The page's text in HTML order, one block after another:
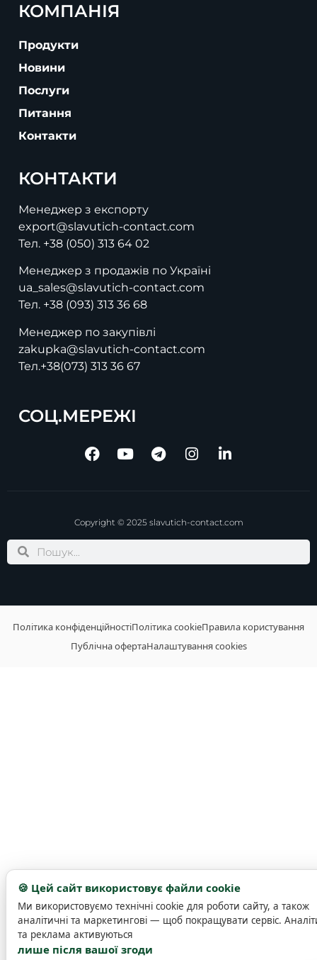
КОМПАНІЯ
Продукти
Новини
Послуги
Питання
Контакти
КОНТАКТИ
Менеджер з експорту
export@slavutich-contact.com
Тел. +38 (050) 313 64 02
Менеджер з продажів по Україні
ua_sales@slavutich-contact.com
Тел. +38 (093) 313 36 68
Менеджер по закупівлі
zakupka@slavutich-contact.com
Тел.+38(073) 313 36 67
СОЦ.МЕРЕЖІ
Copyright © 2025 slavutich-contact.com
🍪 Цей сайт використовує файли cookie
Ми використовуємо технічні cookie для роботи сайту, а також
аналітичні та маркетингові — щоб покращувати сервіс.
та реклама активуються
лише після вашої згоди
Політика конфіденційностіПолітика cookieПравила користування
Публічна офертаНалаштування cookies